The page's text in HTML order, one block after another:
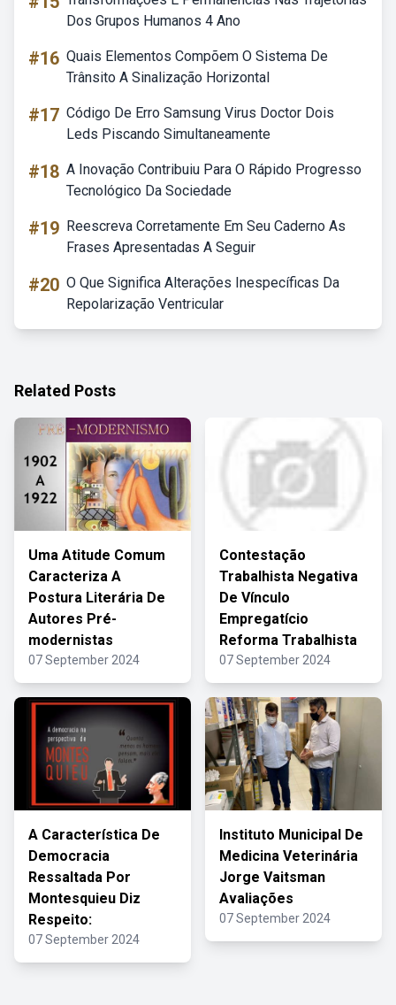
Dos Grupos Humanos 4 Ano
#16 Quais Elementos Compõem O Sistema De
Trânsito A Sinalização Horizontal
#17 Código De Erro Samsung Virus Doctor Dois
Leds Piscando Simultaneamente
#18 A Inovação Contribuiu Para O Rápido Progresso
Tecnológico Da Sociedade
#19 Reescreva Corretamente Em Seu Caderno As
Frases Apresentadas A Seguir
#20 O Que Significa Alterações Inespecíficas Da
Repolarização Ventricular
Related Posts
Uma Atitude Comum
Caracteriza A
Postura Literária De
Autores Pré-
modernistas
07 September 2024
Contestação
Trabalhista Negativa
De Vínculo
Empregatício
Reforma Trabalhista
07 September 2024
A Característica De
Democracia
Ressaltada Por
Montesquieu Diz
Respeito:
07 September 2024
Instituto Municipal De
Medicina Veterinária
Jorge Vaitsman
Avaliações
07 September 2024